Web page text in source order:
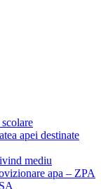
apei destinate
mediu
apa – ZPA